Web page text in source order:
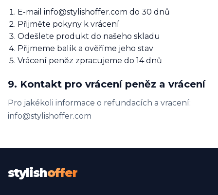
E-mail info@stylishoffer.com do 30 dnů
Přijměte pokyny k vrácení
Odešlete produkt do našeho skladu
Přijmeme balík a ověříme jeho stav
Vrácení peněz zpracujeme do 14 dnů
9. Kontakt pro vrácení peněz a vrácení
Pro jakékoli informace o refundacích a vracení:
info@stylishoffer.com
stylishoffer